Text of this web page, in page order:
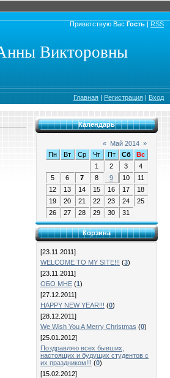
Приветствую Вас Гость | RSS
Викторовны
Главная | Регистрация | Вход
Календарь
« Май 2014 »
Пн
Вт Ср Чт Пт Сб
Вс
1
2 3
4
5
6 7 8 9 10
11
12
13 14 15 16 17
18
19
20 21 22 23 24
25
26
27 28 29 30 31
Корзина
[23.11.2011]
WELCOME TO MY SITE!!! (3)
[23.11.2011]
ОБО МНЕ (1)
[27.12.2011]
HAPPY NEW YEAR!!! (0)
[28.12.2011]
We Wish You A Merry Christmas (0)
[25.01.2012]
Поздравляю всех бывших,
настоящих и будущих студентов с
их праздником!!! (0)
[15.02.2012]